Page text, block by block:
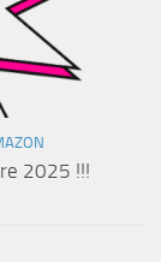
2025 !!!